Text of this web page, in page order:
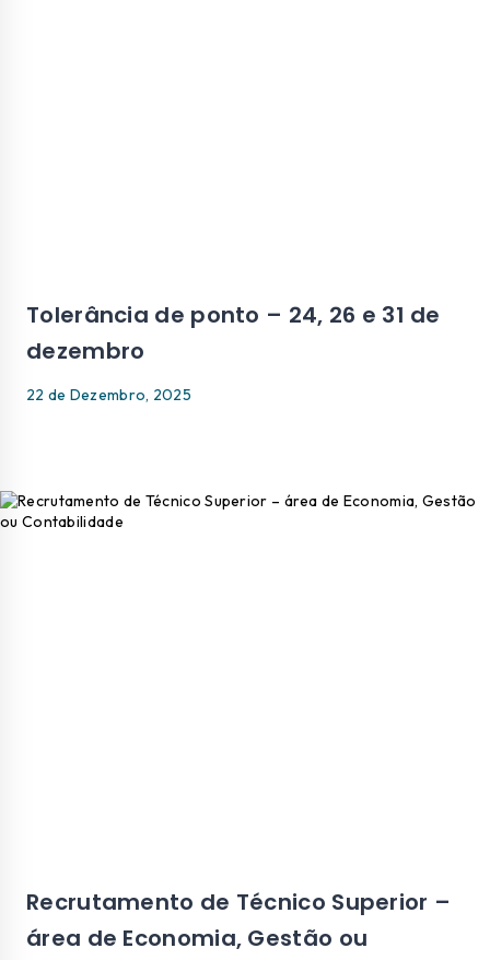
Tolerância de ponto – 24, 26 e 31 de
dezembro
22 de Dezembro, 2025
Recrutamento de Técnico Superior –
área de Economia, Gestão ou